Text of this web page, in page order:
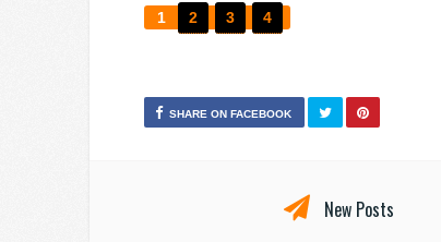
1 2 3 4
SHARE ON FACEBOOK
New Posts